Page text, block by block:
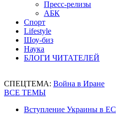
Пресс-релизы
АБК
Спорт
Lifestyle
Шоу-биз
Наука
БЛОГИ ЧИТАТЕЛЕЙ
СПЕЦТЕМА: Война в Иране
ВСЕ ТЕМЫ
Вступление Украины в ЕС